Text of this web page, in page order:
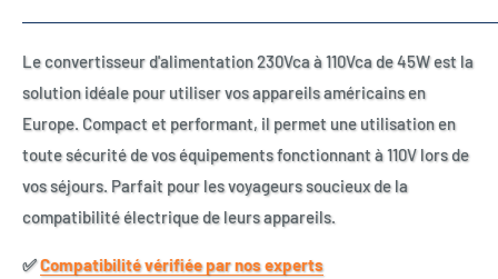
Le convertisseur d'alimentation 230Vca à 110Vca de 45W est la
solution idéale pour utiliser vos appareils américains en
Europe. Compact et performant, il permet une utilisation en
toute sécurité de vos équipements fonctionnant à 110V lors de
vos séjours. Parfait pour les voyageurs soucieux de la
compatibilité électrique de leurs appareils.
✅​Compatibilité vérifiée par nos experts